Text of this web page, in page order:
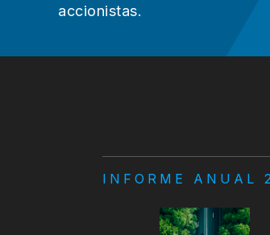
accionistas.
INFORME ANUAL